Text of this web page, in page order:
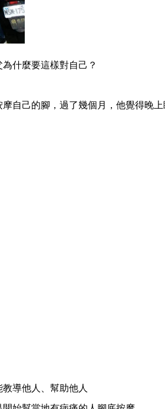
什麼要這樣對自己？
自己的腳，過了幾個月，他覺得晚
導他人、幫助他人